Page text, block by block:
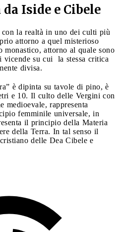
Iside e Cibele
la realtà in uno dei culti più
attorno a quel misterioso
monastico, attorno al quale sono
vicende su cui la stessa critica
divisa.
è dipinta su tavole di pino, è
e 10. Il culto delle Vergini con
medioevale, rappresenta
femminile universale, in
il principio della Materia
della Terra. In tal senso il
delle Dea Cibele e